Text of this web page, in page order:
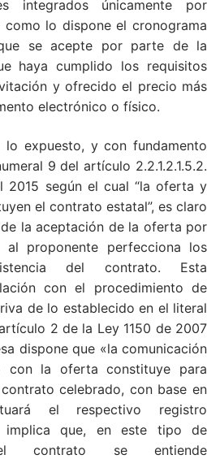
integrados únicamente por
como lo dispone el cronograma
se acepte por parte de la
haya cumplido los requisitos
y ofrecido el precio más
electrónico o físico.
lo expuesto, y con fundamento
9 del artículo 2.2.1.2.1.5.2.
2015 según el cual “la oferta y
el contrato estatal”, es claro
la aceptación de la oferta por
proponente perfecciona los
del contrato. Esta
con el procedimiento de
de lo establecido en el literal
2 de la Ley 1150 de 2007
dispone que «la comunicación
con la oferta constituye para
celebrado, con base en
el respectivo registro
implica que, en este tipo de
el contrato se entiende